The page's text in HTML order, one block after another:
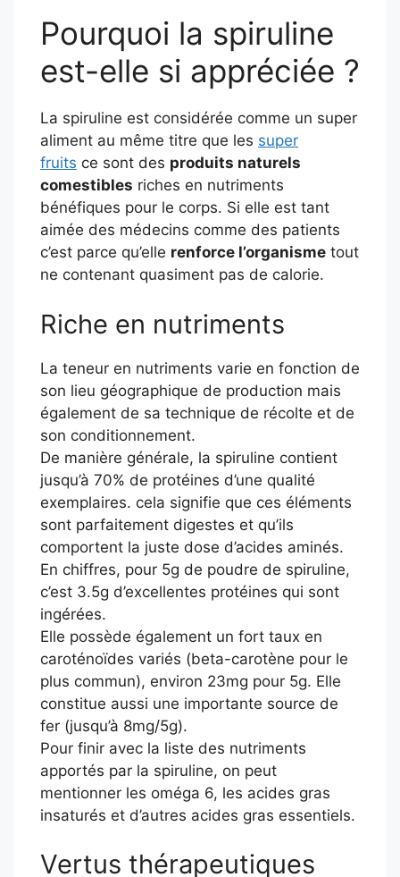
Pourquoi la spiruline
est-elle si appréciée ?
La spiruline est considérée comme un super
aliment au même titre que les super
fruits ce sont des produits naturels
comestibles riches en nutriments
bénéfiques pour le corps. Si elle est tant
aimée des médecins comme des patients
c’est parce qu’elle renforce l’organisme tout
ne contenant quasiment pas de calorie.
Riche en nutriments
La teneur en nutriments varie en fonction de
son lieu géographique de production mais
également de sa technique de récolte et de
son conditionnement.
De manière générale, la spiruline contient
jusqu’à 70% de protéines d’une qualité
exemplaires. cela signifie que ces éléments
sont parfaitement digestes et qu’ils
comportent la juste dose d’acides aminés.
En chiffres, pour 5g de poudre de spiruline,
c’est 3.5g d’excellentes protéines qui sont
ingérées.
Elle possède également un fort taux en
caroténoïdes variés (beta-carotène pour le
plus commun), environ 23mg pour 5g. Elle
constitue aussi une importante source de
fer (jusqu’à 8mg/5g).
Pour finir avec la liste des nutriments
apportés par la spiruline, on peut
mentionner les oméga 6, les acides gras
insaturés et d’autres acides gras essentiels.
Vertus thérapeutiques